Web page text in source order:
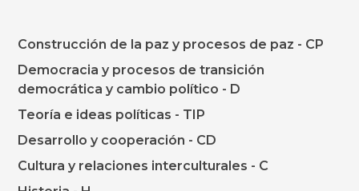
Construcción de la paz y procesos de paz - CP
Democracia y procesos de transición
democrática y cambio político - D
Teoría e ideas políticas - TIP
Desarrollo y cooperación - CD
Cultura y relaciones interculturales - C